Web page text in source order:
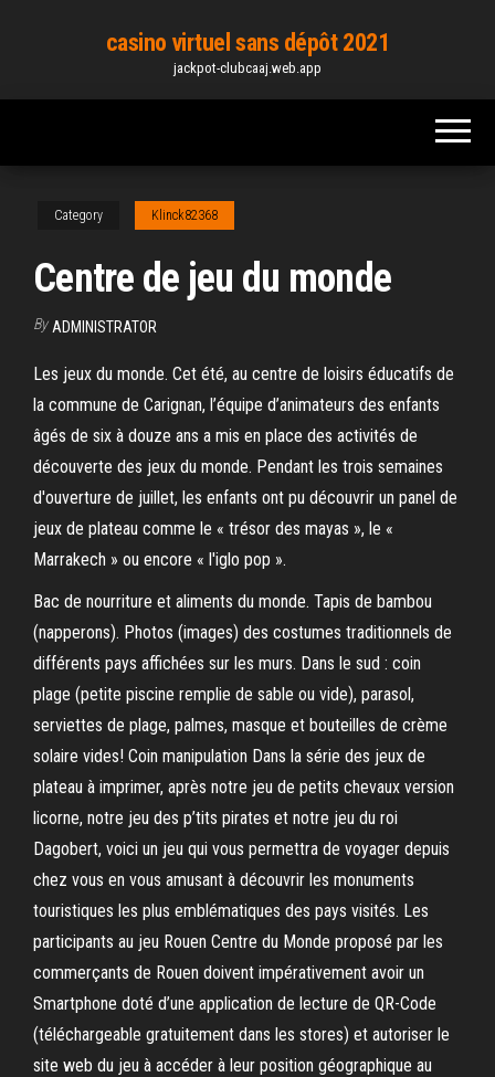
content
casino virtuel sans dépôt 2021
jackpot-clubcaaj.web.app
Category Klinck82368
Centre de jeu du monde
By ADMINISTRATOR
Les jeux du monde. Cet été, au centre de loisirs éducatifs de
la commune de Carignan, l’équipe d’animateurs des enfants
âgés de six à douze ans a mis en place des activités de
découverte des jeux du monde. Pendant les trois semaines
d'ouverture de juillet, les enfants ont pu découvrir un panel de
jeux de plateau comme le « trésor des mayas », le «
Marrakech » ou encore « l'iglo pop ».
Bac de nourriture et aliments du monde. Tapis de bambou
(napperons). Photos (images) des costumes traditionnels de
différents pays affichées sur les murs. Dans le sud : coin
plage (petite piscine remplie de sable ou vide), parasol,
serviettes de plage, palmes, masque et bouteilles de crème
solaire vides! Coin manipulation Dans la série des jeux de
plateau à imprimer, après notre jeu de petits chevaux version
licorne, notre jeu des p’tits pirates et notre jeu du roi
Dagobert, voici un jeu qui vous permettra de voyager depuis
chez vous en vous amusant à découvrir les monuments
touristiques les plus emblématiques des pays visités. Les
participants au jeu Rouen Centre du Monde proposé par les
commerçants de Rouen doivent impérativement avoir un
Smartphone doté d’une application de lecture de QR-Code
(téléchargeable gratuitement dans les stores) et autoriser le
site web du jeu à accéder à leur position géographique au